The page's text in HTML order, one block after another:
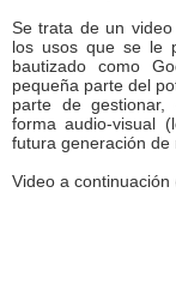
Se trata de un
los usos que se le
bautizado como
pequeña parte del
parte de
forma audio-visual
futura generación de
Video a continuación